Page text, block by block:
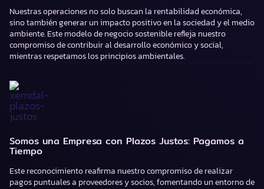
Nuestras operaciones no solo buscan la rentabilidad económica,
sino también generar un impacto positivo en la sociedad y el medio
ambiente. Este modelo de negocio sostenible refleja nuestro
compromiso de contribuir al desarrollo económico y social,
mientras respetamos los principios ambientales.
Somos una Empresa con Plazos Justos: Pagamos a
Tiempo
Este reconocimiento reafirma nuestro compromiso de realizar
pagos puntuales a proveedores y socios, fomentando un entorno de